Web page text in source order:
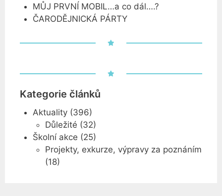
MŮJ PRVNÍ MOBIL…a co dál….?
ČARODĚJNICKÁ PÁRTY
Kategorie článků
Aktuality(396)
Důležité (32)
Školní akce (25)
Projekty, exkurze, výpravy za poznáním
(18)